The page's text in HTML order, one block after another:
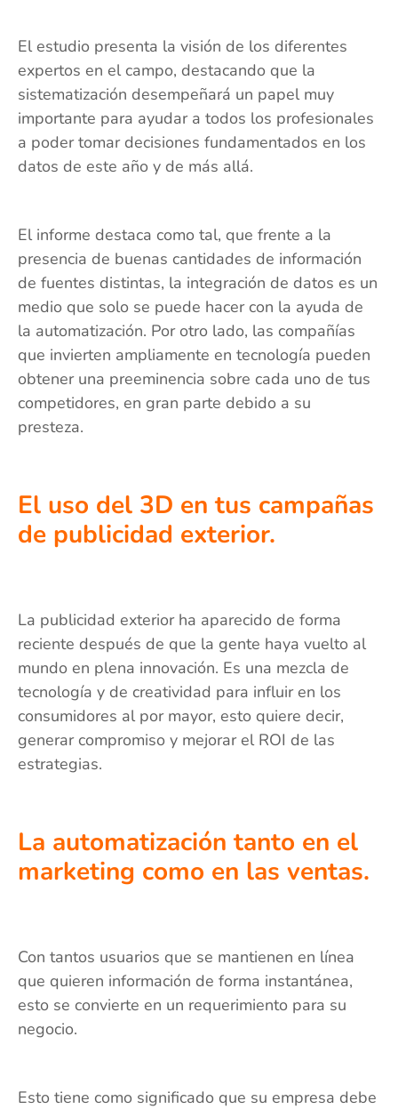
El estudio presenta la visión de los diferentes
expertos en el campo, destacando que la
sistematización desempeñará un papel muy
importante para ayudar a todos los profesionales
a poder tomar decisiones fundamentados en los
datos de este año y de más allá.
El informe destaca como tal, que frente a la
presencia de buenas cantidades de información
de fuentes distintas, la integración de datos es un
medio que solo se puede hacer con la ayuda de
la automatización. Por otro lado, las compañías
que invierten ampliamente en tecnología pueden
obtener una preeminencia sobre cada uno de tus
competidores, en gran parte debido a su
presteza.
El uso del 3D en tus campañas
de publicidad exterior.
La publicidad exterior ha aparecido de forma
reciente después de que la gente haya vuelto al
mundo en plena innovación. Es una mezcla de
tecnología y de creatividad para influir en los
consumidores al por mayor, esto quiere decir,
generar compromiso y mejorar el ROI de las
estrategias.
La automatización tanto en el
marketing como en las ventas.
Con tantos usuarios que se mantienen en línea
que quieren información de forma instantánea,
esto se convierte en un requerimiento para su
negocio.
Esto tiene como significado que su empresa debe